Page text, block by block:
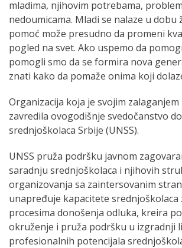
mladima, njihovim potrebama,
nedoumicama. Mladi se nalaze u dobu
pomoć može presudno da promeni
pogled na svet. Ako uspemo da
pomogli smo da se formira nova
znati kako da pomaže onima koji
Organizacija koja je svojim zalaganjem
zavredila ovogodišnje svedočanstvo
srednjoškolaca Srbije (UNSS).
UNSS pruža podršku javnom
saradnju srednjoškolaca i njihovih
organizovanja sa zaintersovanim
unapređuje kapacitete srednjoškolaca
procesima donošenja odluka, kreira
okruženje i pruža podršku u izgradnji
profesionalnih potencijala